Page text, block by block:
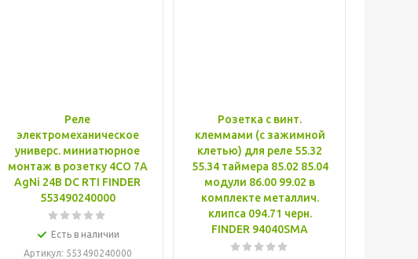
Реле
электромеханическое
универс. миниатюрное
монтаж в розетку 4CO 7А
AgNi 24В DC RTI FINDER
553490240000
Есть в наличии
Артикул: 553490240000
Розетка с винт.
клеммами (с зажимной
клетью) для реле 55.32
55.34 таймера 85.02 85.04
модули 86.00 99.02 в
комплекте металлич.
клипса 094.71 черн.
FINDER 94040SMA